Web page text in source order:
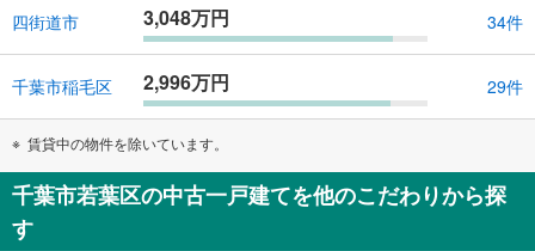
四街道市 3,048万円 34件
千葉市稲毛区 2,996万円 29件
賃貸中の物件を除いています。
千葉市若葉区の中古一戸建てを他のこだわりから探
す